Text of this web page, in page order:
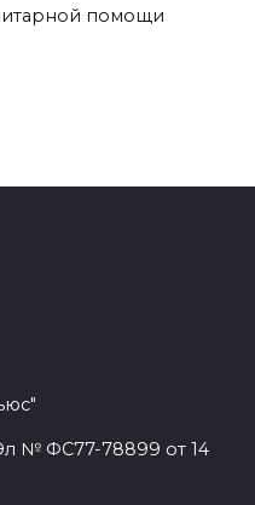
помощи
№ ФС77-78899 от 14